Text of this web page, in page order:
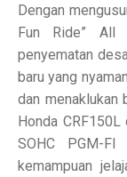
Dengan
Fun Ride” All
penyematan
baru yang
dan menaklukan
Honda
SOHC PGM-
kemampuan